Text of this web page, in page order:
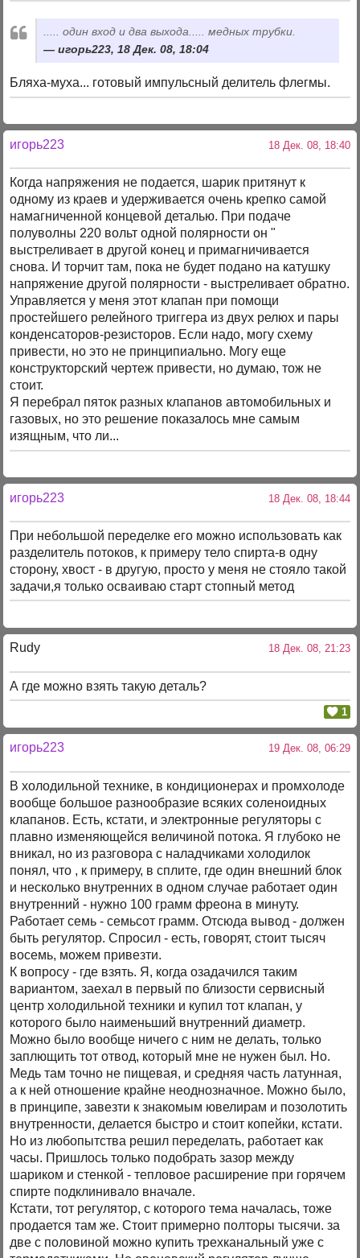
..... один вход и два выхода..... медных трубки.
игорь223, 18 Дек. 08, 18:04
Бляха-муха... готовый импульсный делитель флегмы.
игорь223 18 Дек. 08, 18:40
Когда напряжения не подается, шарик притянут к
одному из краев и удерживается очень крепко самой
намагниченной концевой деталью. При подаче
полуволны 220 вольт одной полярности он "
выстреливает в другой конец и примагничивается
снова. И торчит там, пока не будет подано на катушку
напряжение другой полярности - выстреливает обратно.
Управляется у меня этот клапан при помощи
простейшего релейного триггера из двух релюх и пары
конденсаторов-резисторов. Если надо, могу схему
привести, но это не принципиально. Могу еще
конструкторский чертеж привести, но думаю, тож не
стоит.
Я перебрал пяток разных клапанов автомобильных и
газовых, но это решение показалось мне самым
изящным, что ли...
игорь223 18 Дек. 08, 18:44
При небольшой переделке его можно использовать как
разделитель потоков, к примеру тело спирта-в одну
сторону, хвост - в другую, просто у меня не стояло такой
задачи,я только осваиваю старт стопный метод
Rudy 18 Дек. 08, 21:23
А где можно взять такую деталь?
1
игорь223 19 Дек. 08, 06:29
В холодильной технике, в кондиционерах и промхолоде
вообще большое разнообразие всяких соленоидных
клапанов. Есть, кстати, и электронные регуляторы с
плавно изменяющейся величиной потока. Я глубоко не
вникал, но из разговора с наладчиками холодилок
понял, что , к примеру, в сплите, где один внешний блок
и несколько внутренних в одном случае работает один
внутренний - нужно 100 грамм фреона в минуту.
Работает семь - семьсот грамм. Отсюда вывод - должен
быть регулятор. Спросил - есть, говорят, стоит тысяч
восемь, можем привезти.
К вопросу - где взять. Я, когда озадачился таким
вариантом, заехал в первый по близости сервисный
центр холодильной техники и купил тот клапан, у
которого было наименьший внутренний диаметр.
Можно было вообще ничего с ним не делать, только
заплющить тот отвод, который мне не нужен был. Но.
Медь там точно не пищевая, и средняя часть латунная,
а к ней отношение крайне неоднозначное. Можно было,
в принципе, завезти к знакомым ювелирам и позолотить
внутренности, делается быстро и стоит копейки, кстати.
Но из любопытства решил переделать, работает как
часы. Пришлось только подобрать зазор между
шариком и стенкой - тепловое расширение при горячем
спирте подклинивало вначале.
Кстати, тот регулятор, с которого тема началась, тоже
продается там же. Стоит примерно полторы тысячи. за
две с половиной можно купить трехканальный уже с